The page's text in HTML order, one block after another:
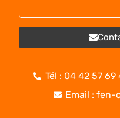
Tél : 04 42 57 69
Email : fen-